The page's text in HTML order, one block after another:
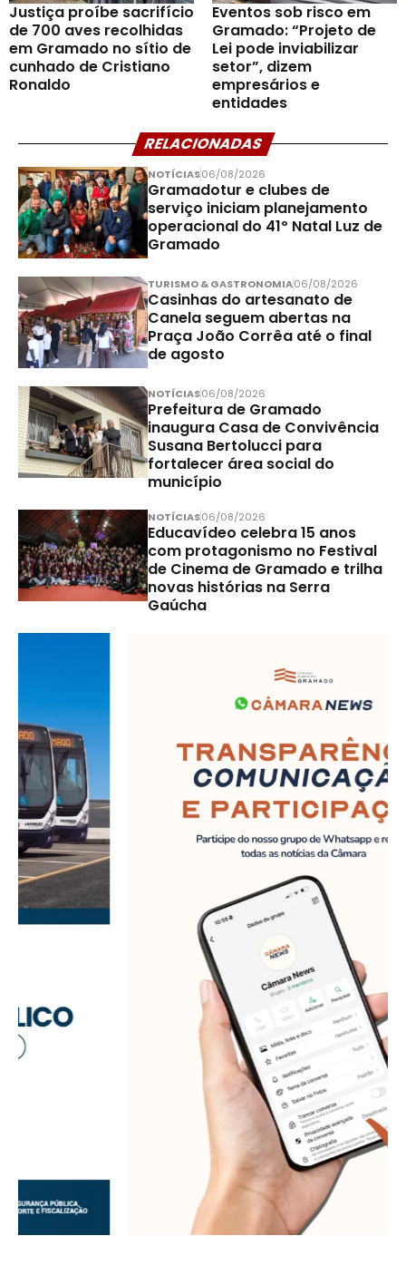
Justiça proíbe sacrifício
de 700 aves recolhidas
em Gramado no sítio de
cunhado de Cristiano
Ronaldo
Eventos sob risco em
Gramado: “Projeto de
Lei pode inviabilizar
setor”, dizem
empresários e
entidades
RELACIONADAS
NOTÍCIAS06/08/2026
Gramadotur e clubes de
serviço iniciam planejamento
operacional do 41º Natal Luz de
Gramado
TURISMO & GASTRONOMIA06/08/2026
Casinhas do artesanato de
Canela seguem abertas na
Praça João Corrêa até o final
de agosto
NOTÍCIAS06/08/2026
Prefeitura de Gramado
inaugura Casa de Convivência
Susana Bertolucci para
fortalecer área social do
município
NOTÍCIAS06/08/2026
Educavídeo celebra 15 anos
com protagonismo no Festival
de Cinema de Gramado e trilha
novas histórias na Serra
Gaúcha